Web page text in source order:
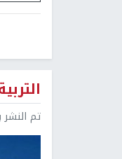
تم النشر